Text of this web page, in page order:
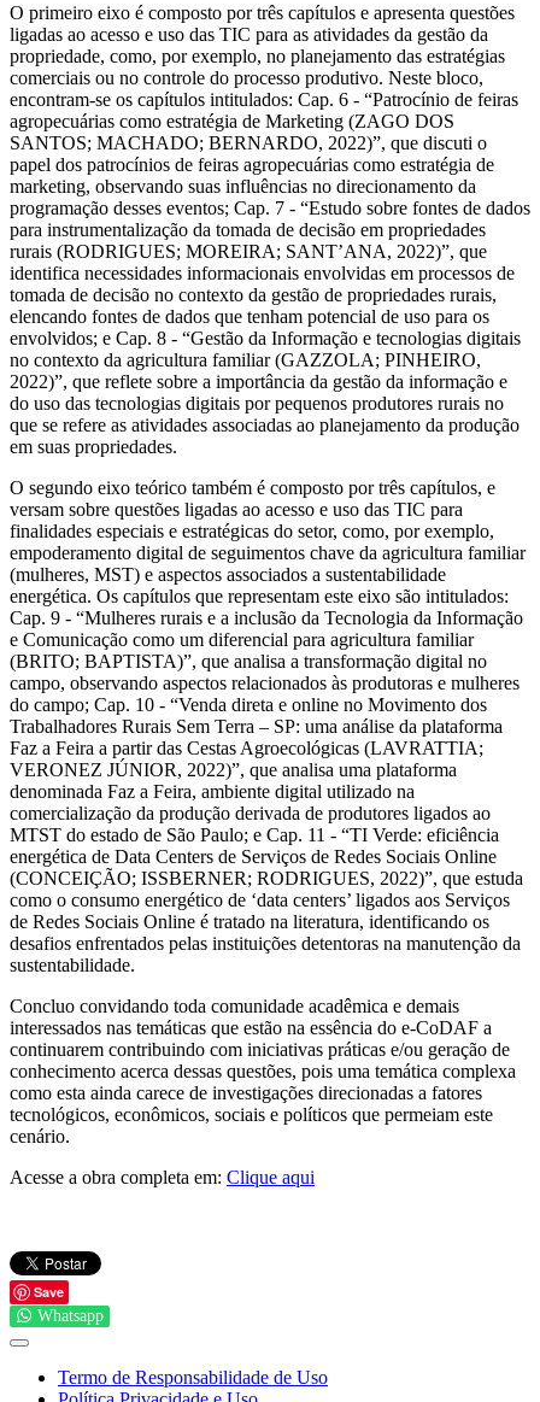
O primeiro eixo é composto por três capítulos e apresenta questões
ligadas ao acesso e uso das TIC para as atividades da gestão da
propriedade, como, por exemplo, no planejamento das estratégias
comerciais ou no controle do processo produtivo. Neste bloco,
encontram-se os capítulos intitulados: Cap. 6 - “Patrocínio de feiras
agropecuárias como estratégia de Marketing (ZAGO DOS
SANTOS; MACHADO; BERNARDO, 2022)”, que discuti o
papel dos patrocínios de feiras agropecuárias como estratégia de
marketing, observando suas influências no direcionamento da
programação desses eventos; Cap. 7 - “Estudo sobre fontes de dados
para instrumentalização da tomada de decisão em propriedades
rurais (RODRIGUES; MOREIRA; SANT’ANA, 2022)”, que
identifica necessidades informacionais envolvidas em processos de
tomada de decisão no contexto da gestão de propriedades rurais,
elencando fontes de dados que tenham potencial de uso para os
envolvidos; e Cap. 8 - “Gestão da Informação e tecnologias digitais
no contexto da agricultura familiar (GAZZOLA; PINHEIRO,
2022)”, que reflete sobre a importância da gestão da informação e
do uso das tecnologias digitais por pequenos produtores rurais no
que se refere as atividades associadas ao planejamento da produção
em suas propriedades.
O segundo eixo teórico também é composto por três capítulos, e
versam sobre questões ligadas ao acesso e uso das TIC para
finalidades especiais e estratégicas do setor, como, por exemplo,
empoderamento digital de seguimentos chave da agricultura familiar
(mulheres, MST) e aspectos associados a sustentabilidade
energética. Os capítulos que representam este eixo são intitulados:
Cap. 9 - “Mulheres rurais e a inclusão da Tecnologia da Informação
e Comunicação como um diferencial para agricultura familiar
(BRITO; BAPTISTA)”, que analisa a transformação digital no
campo, observando aspectos relacionados às produtoras e mulheres
do campo; Cap. 10 - “Venda direta e online no Movimento dos
Trabalhadores Rurais Sem Terra – SP: uma análise da plataforma
Faz a Feira a partir das Cestas Agroecológicas (LAVRATTIA;
VERONEZ JÚNIOR, 2022)”, que analisa uma plataforma
denominada Faz a Feira, ambiente digital utilizado na
comercialização da produção derivada de produtores ligados ao
MTST do estado de São Paulo; e Cap. 11 - “TI Verde: eficiência
energética de Data Centers de Serviços de Redes Sociais Online
(CONCEIÇÃO; ISSBERNER; RODRIGUES, 2022)”, que estuda
como o consumo energético de ‘data centers’ ligados aos Serviços
de Redes Sociais Online é tratado na literatura, identificando os
desafios enfrentados pelas instituições detentoras na manutenção da
sustentabilidade.
Concluo convidando toda comunidade acadêmica e demais
interessados nas temáticas que estão na essência do e-CoDAF a
continuarem contribuindo com iniciativas práticas e/ou geração de
conhecimento acerca dessas questões, pois uma temática complexa
como esta ainda carece de investigações direcionadas a fatores
tecnológicos, econômicos, sociais e políticos que permeiam este
cenário.
Acesse a obra completa em: Clique aqui
Save
Whatsapp
Termo de Responsabilidade de Uso